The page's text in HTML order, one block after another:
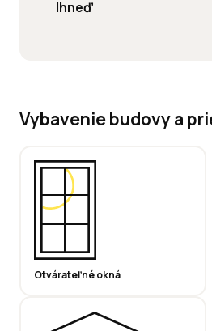
Ihneď
Vybavenie budovy a
Otvárateľné okná